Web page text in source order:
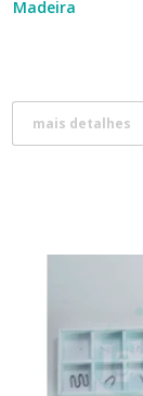
Madeira
mais detalhes